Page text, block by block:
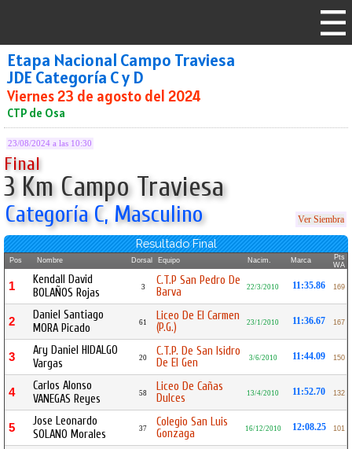
Etapa Nacional Campo Traviesa
JDE Categoría C y D
Viernes 23 de agosto del 2024
CTP de Osa
23/08/2024 a las 10:30
Final
3 Km Campo Traviesa
Categoría C, Masculino Ver Siembra
Resultado Final
Pos Nombre Dorsal Equipo Nacim. Marca
Pts
WA
1
Kendall David
BOLAÑOS Rojas
3
C.T.P San Pedro De
Barva
22/3/2010 11:35.86 169
2
Daniel Santiago
MORA Picado
61
Liceo De El Carmen
(P.G.)
23/1/2010 11:36.67 167
3
Ary Daniel HIDALGO
Vargas
20
C.T.P. De San Isidro
De El Gen
3/6/2010 11:44.09 150
4
Carlos Alonso
VANEGAS Reyes
58
Liceo De Cañas
Dulces
13/4/2010 11:52.70 132
5
Jose Leonardo
SOLANO Morales
37
Colegio San Luis
Gonzaga
16/12/2010 12:08.25 101